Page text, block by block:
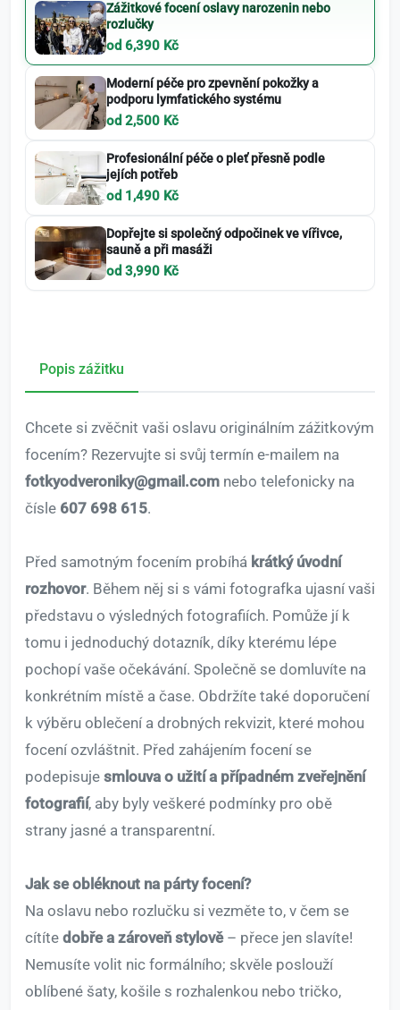
Zážitkové focení oslavy narozenin nebo
rozlučky
od 6,390 Kč
Moderní péče pro zpevnění pokožky a
podporu lymfatického systému
od 2,500 Kč
Profesionální péče o pleť přesně podle
jejích potřeb
od 1,490 Kč
Dopřejte si společný odpočinek ve vířivce,
sauně a při masáži
od 3,990 Kč
Popis zážitku
Chcete si zvěčnit vaši oslavu originálním zážitkovým
focením? Rezervujte si svůj termín e-mailem na
fotkyodveroniky@gmail.com nebo telefonicky na
čísle 607 698 615.
Před samotným focením probíhá krátký úvodní
rozhovor. Během něj si s vámi fotografka ujasní vaši
představu o výsledných fotografiích. Pomůže jí k
tomu i jednoduchý dotazník, díky kterému lépe
pochopí vaše očekávání. Společně se domluvíte na
konkrétním místě a čase. Obdržíte také doporučení
k výběru oblečení a drobných rekvizit, které mohou
focení ozvláštnit. Před zahájením focení se
podepisuje smlouva o užití a případném zveřejnění
fotografií, aby byly veškeré podmínky pro obě
strany jasné a transparentní.
Jak se obléknout na párty focení?
Na oslavu nebo rozlučku si vezměte to, v čem se
cítíte dobře a zároveň stylově– přece jen slavíte!
Nemusíte volit nic formálního; skvěle poslouží
oblíbené šaty, košile s rozhalenkou nebo tričko,